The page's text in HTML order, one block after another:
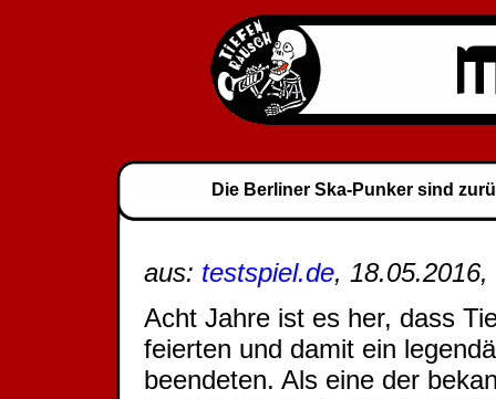
Die Berliner Ska-Punker sind
aus: testspiel.de, 18.05.2016,
Acht Jahre ist es her, dass
feierten und damit ein
beendeten. Als eine der